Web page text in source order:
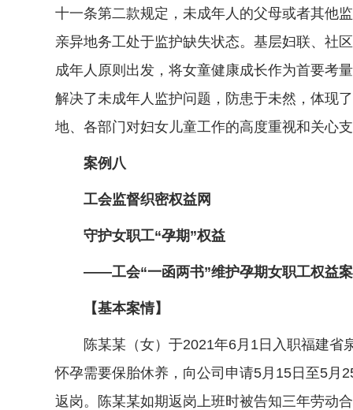
十一条第二款规定，未成年人的父母或者其他
亲异地务工处于监护缺失状态。基层妇联、社
成年人原则出发，将女童健康成长作为首要考
解决了未成年人监护问题，防患于未然，体现
地、各部门对妇女儿童工作的高度重视和关心
案例八
工会监督织密权益网
守护女职工“孕期”权益
——工会“一函两书”维护孕期女职工权益案
【基本案情】
陈某某（女）于2021年6月1日入职福建省
怀孕需要保胎休养，向公司申请5月15日至5月
返岗。陈某某如期返岗上班时被告知三年劳动